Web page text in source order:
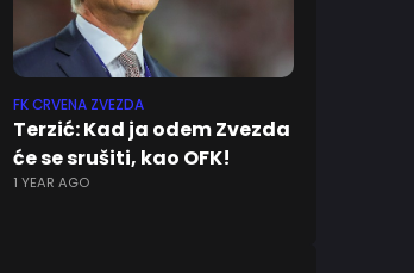
FK CRVENA ZVEZDA
Terzić: Kad ja odem Zvezda
će se srušiti, kao OFK!
1 YEAR AGO